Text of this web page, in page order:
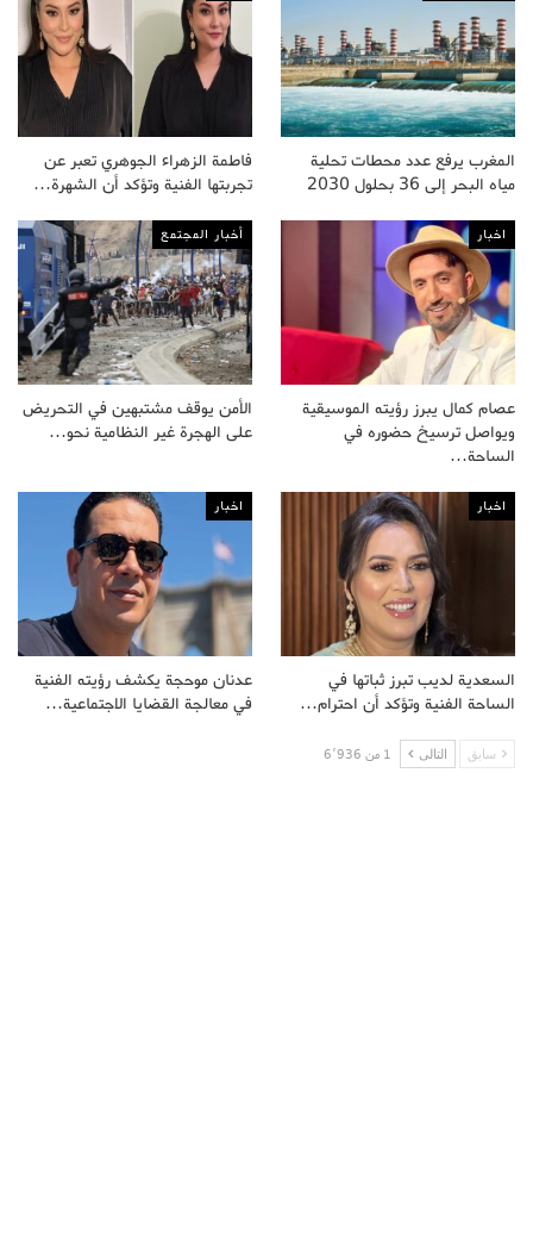
المغرب يرفع عدد محطات تحلية
مياه البحر إلى 36 بحلول 2030
فاطمة الزهراء الجوهري تعبر عن
تجربتها الفنية وتؤكد أن الشهرة…
اخبار
عصام كمال يبرز رؤيته الموسيقية
ويواصل ترسيخ حضوره في
الساحة…
أخبار المجتمع
الأمن يوقف مشتبهين في التحريض
على الهجرة غير النظامية نحو…
اخبار
السعدية لديب تبرز ثباتها في
الساحة الفنية وتؤكد أن احترام…
اخبار
عدنان موحجة يكشف رؤيته الفنية
في معالجة القضايا الاجتماعية…
سابق التالى 1 من 6٬936